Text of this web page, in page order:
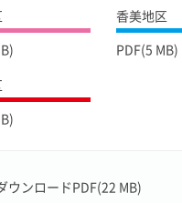
香美地区
PDF(5 MB)
ウンロードPDF(22 MB)